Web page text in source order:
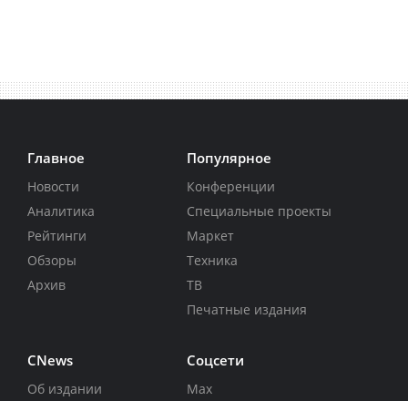
Главное
Новости
Аналитика
Рейтинги
Обзоры
Архив
Популярное
Конференции
Специальные проекты
Маркет
Техника
ТВ
Печатные издания
CNews
Об издании
Соцсети
Max